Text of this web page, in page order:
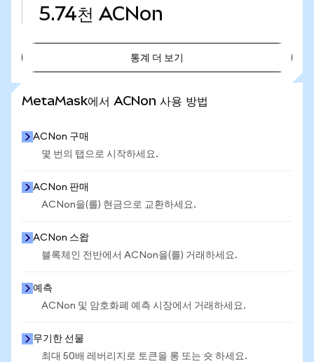
5.74천 ACNon
통계 더 보기
MetaMask에서 ACNon 사용 방법
ACNon 구매
몇 번의 탭으로 시작하세요.
ACNon 판매
ACNon을(를) 현금으로 교환하세요.
ACNon 스왑
블록체인 전반에서 ACNon을(를) 거래하세요.
예측
ACNon 및 암호화폐 예측 시장에서 거래하세요.
무기한 선물
최대 50배 레버리지로 토큰을 롱 또는 숏 하세요.